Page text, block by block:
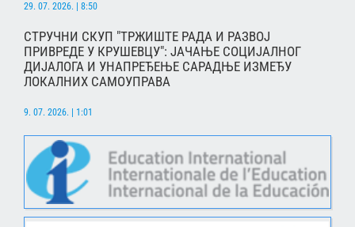
29. 07. 2026. | 8:50
СТРУЧНИ СКУП "ТРЖИШТЕ РАДА И РАЗВОЈ
ПРИВРЕДЕ У КРУШЕВЦУ": ЈАЧАЊЕ СОЦИЈАЛНОГ
ДИЈАЛОГА И УНАПРЕЂЕЊЕ САРАДЊЕ ИЗМЕЂУ
ЛОКАЛНИХ САМОУПРАВА
9. 07. 2026. | 1:01